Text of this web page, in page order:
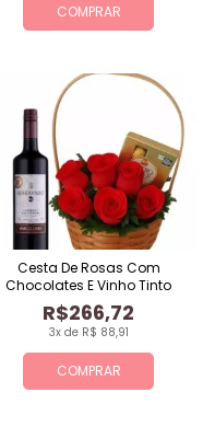
COMPRAR
COMPRAR
3x de R$ 88,91
R$266,72
Cesta De Rosas Com
Chocolates E Vinho Tinto